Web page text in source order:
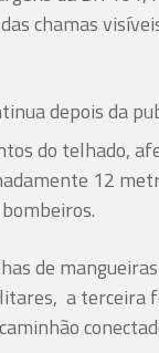
chamas
depois da
do telhado,
12
de
a terceira